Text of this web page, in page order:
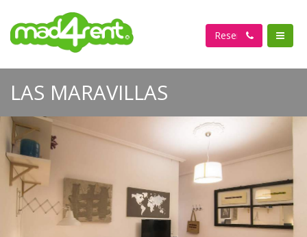
Reservar
LAS MARAVILLAS